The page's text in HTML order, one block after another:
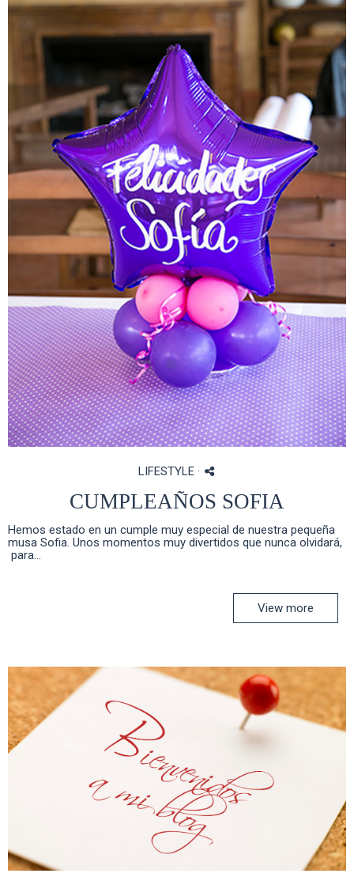
LIFESTYLE ·
CUMPLEAÑOS SOFIA
Hemos estado en un cumple muy especial de nuestra pequeña
musa Sofia. Unos momentos muy divertidos que nunca olvidará,
para...
View more